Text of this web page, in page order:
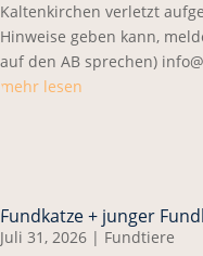
Kaltenkirchen verletzt
Hinweise geben kann,
auf den AB sprechen)
mehr lesen
Fundkatze + junger
Juli 31, 2026 | Fundtiere